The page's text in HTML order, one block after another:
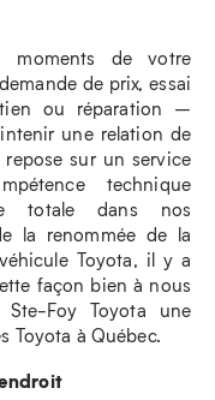
moments de votre
de prix, essai
ou réparation –
une relation de
sur un service
technique
totale dans nos
la renommée de la
Toyota, il y a
façon bien à nous
Foy Toyota une
Toyota à Québec.